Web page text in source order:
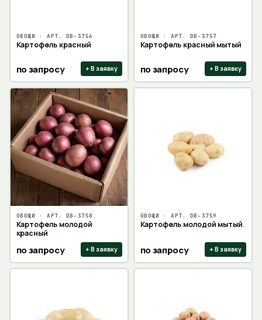
ОВОЩИ · АРТ. DB-3756
Картофель красный
по запросу + В заявку
ОВОЩИ · АРТ. DB-3757
Картофель красный мытый
по запросу + В заявку
ОВОЩИ · АРТ. DB-3758
Картофель молодой
красный
по запросу + В заявку
ОВОЩИ · АРТ. DB-3759
Картофель молодой мытый
по запросу + В заявку